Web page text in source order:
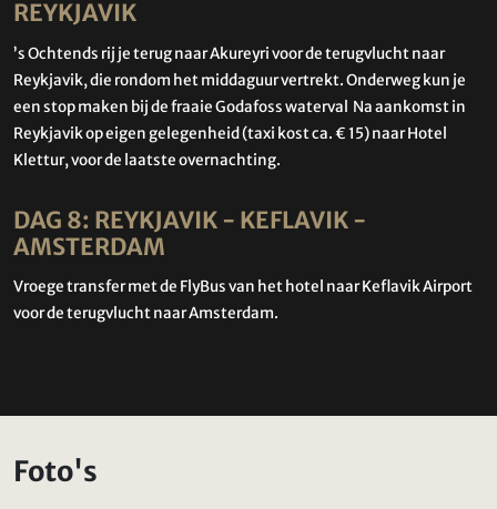
REYKJAVIK
’s Ochtends rij je terug naar Akureyri voor de terugvlucht naar
Reykjavik, die rondom het middaguur vertrekt. Onderweg kun je
een stop maken bij de fraaie Godafoss waterval Na aankomst in
Reykjavik op eigen gelegenheid (taxi kost ca. € 15) naar Hotel
Klettur, voor de laatste overnachting.
DAG 8: REYKJAVIK - KEFLAVIK -
AMSTERDAM
Vroege transfer met de FlyBus van het hotel naar Keflavik Airport
voor de terugvlucht naar Amsterdam.
Foto's